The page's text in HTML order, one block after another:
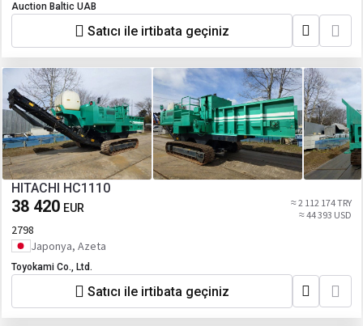
Auction Baltic UAB
Satıcı ile irtibata geçiniz
HITACHI HC1110
38 420 EUR
≈ 2 112 174 TRY
≈ 44 393 USD
2798
Japonya, Azeta
Toyokami Co., Ltd.
Satıcı ile irtibata geçiniz